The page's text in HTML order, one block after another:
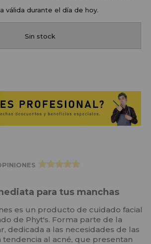
válida durante el día de hoy.
Sin stock
>
para tus manchas
es un producto de cuidado facial
de Phyt's. Forma parte de la
dedicada a las necesidades de las
tendencia al acné, que presentan